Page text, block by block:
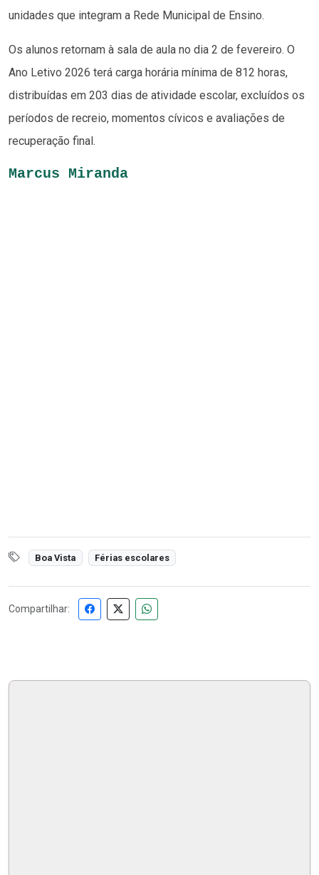
unidades que integram a Rede Municipal de Ensino.
Os alunos retornam à sala de aula no dia 2 de fevereiro. O
Ano Letivo 2026 terá carga horária mínima de 812 horas,
distribuídas em 203 dias de atividade escolar, excluídos os
períodos de recreio, momentos cívicos e avaliações de
recuperação final.
Marcus Miranda
Boa Vista Férias escolares
Compartilhar: